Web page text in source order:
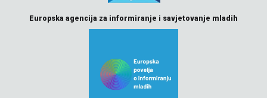
Europska agencija za informiranje i savjetovanje mladih